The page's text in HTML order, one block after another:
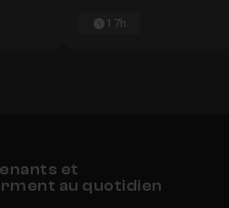
17h
et
au quotidien